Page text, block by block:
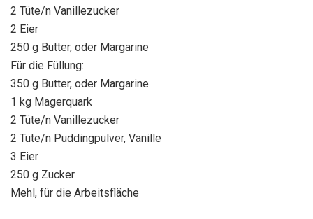
2 Tüte/n Vanillezucker
2 Eier
250 g Butter, oder Margarine
Für die Füllung:
350 g Butter, oder Margarine
1 kg Magerquark
2 Tüte/n Vanillezucker
2 Tüte/n Puddingpulver, Vanille
3 Eier
250 g Zucker
Mehl, für die Arbeitsfläche